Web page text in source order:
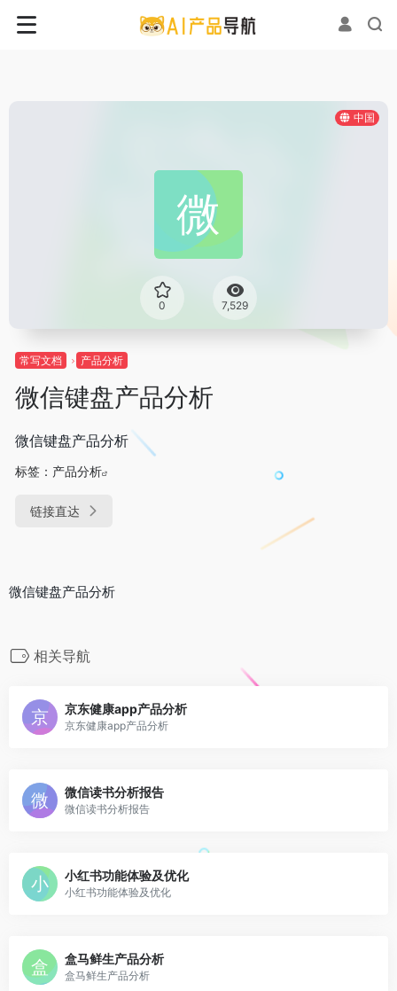
中国
0 7,529
常写文档 产品分析
微信键盘产品分析
微信键盘产品分析
标签： 产品分析
链接直达
微信键盘产品分析
相关导航
京东健康app产品分析
京东健康app产品分析
微信读书分析报告
微信读书分析报告
小红书功能体验及优化
小红书功能体验及优化
盒马鲜生产品分析
盒马鲜生产品分析